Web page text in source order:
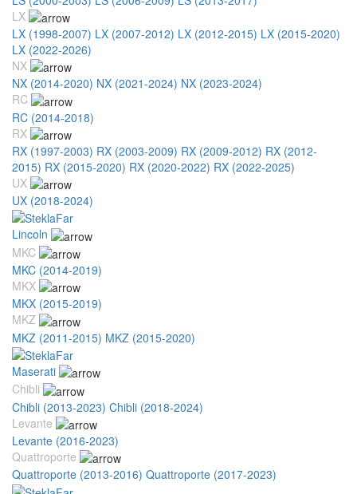
LX
LX (1998-2007) LX (2007-2012) LX (2012-2015) LX (2015-2020)
LX (2022-2026)
NX
NX (2014-2020) NX (2021-2024) NX (2023-2024)
RC
RC (2014-2018)
RX
RX (1997-2003) RX (2003-2009) RX (2009-2012) RX (2012-
2015) RX (2015-2020) RX (2020-2022) RX (2022-2025)
UX
UX (2018-2024)
Lincoln
MKC
MKC (2014-2019)
MKX
MKX (2015-2019)
MKZ
MKZ (2011-2015) MKZ (2015-2020)
Maserati
Chibli
Chibli (2013-2023) Chibli (2018-2024)
Levante
Levante (2016-2023)
Quattroporte
Quattroporte (2013-2016) Quattroporte (2017-2023)